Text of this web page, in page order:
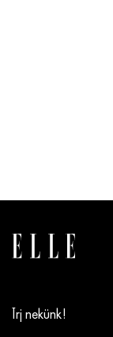
Írj nekünk!